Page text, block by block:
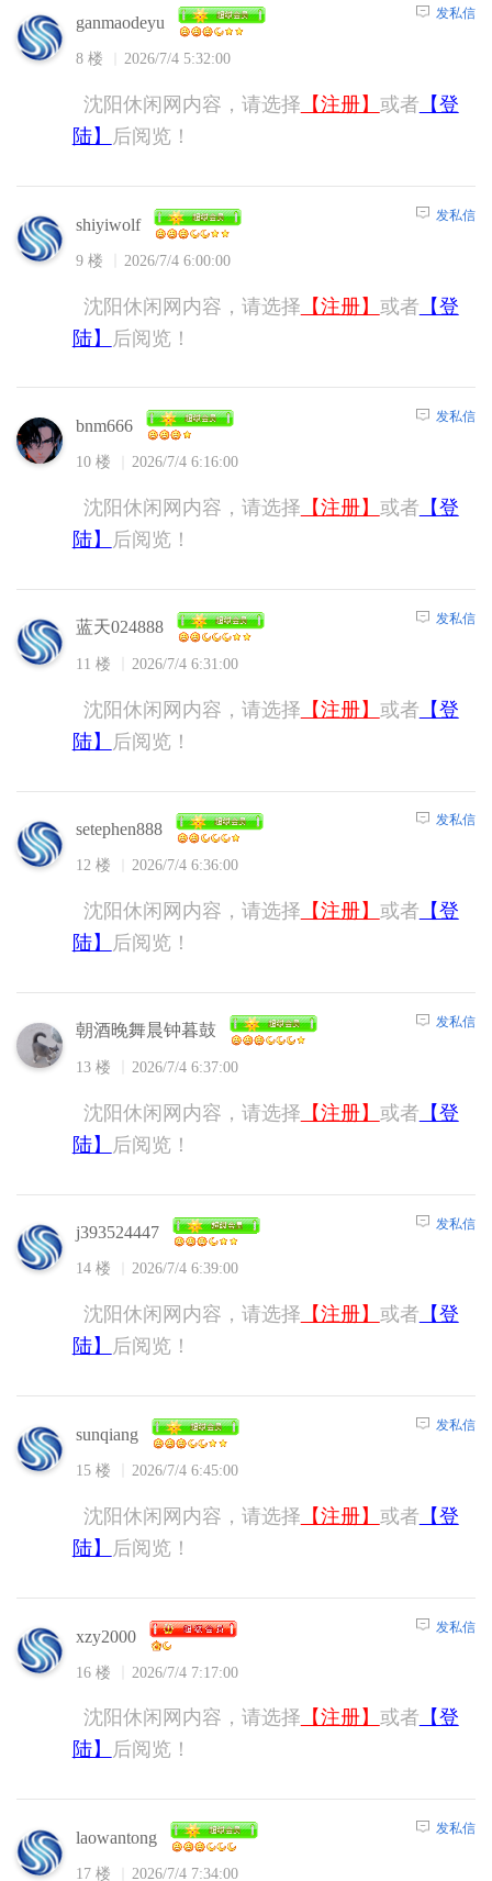
ganmaodeyu
8 楼 2026/7/4 5:32:00
发私信
沈阳休闲网内容，请选择 【注册】 或者 【登
陆】
后阅览！
shiyiwolf
9 楼 2026/7/4 6:00:00
发私信
沈阳休闲网内容，请选择 【注册】 或者 【登
陆】
后阅览！
bnm666
10 楼 2026/7/4 6:16:00
发私信
沈阳休闲网内容，请选择 【注册】 或者 【登
陆】
后阅览！
蓝天024888
11 楼 2026/7/4 6:31:00
发私信
沈阳休闲网内容，请选择 【注册】 或者 【登
陆】
后阅览！
setephen888
12 楼 2026/7/4 6:36:00
发私信
沈阳休闲网内容，请选择 【注册】 或者 【登
陆】
后阅览！
朝酒晚舞晨钟暮鼓
13 楼 2026/7/4 6:37:00
发私信
沈阳休闲网内容，请选择 【注册】 或者 【登
陆】
后阅览！
j393524447
14 楼 2026/7/4 6:39:00
发私信
沈阳休闲网内容，请选择 【注册】 或者 【登
陆】
后阅览！
sunqiang
15 楼 2026/7/4 6:45:00
发私信
沈阳休闲网内容，请选择 【注册】 或者 【登
陆】
后阅览！
xzy2000
16 楼 2026/7/4 7:17:00
发私信
沈阳休闲网内容，请选择 【注册】 或者 【登
陆】
后阅览！
laowantong
17 楼 2026/7/4 7:34:00
发私信